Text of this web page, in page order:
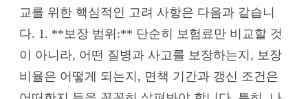
교를 위한 핵심적인 고려 사항은 다음과 같습니
다. 1. **보장 범위:** 단순히 보험료만 비교할 것
이 아니라, 어떤 질병과 사고를 보장하는지, 보장
비율은 어떻게 되는지, 면책 기간과 갱신 조건은